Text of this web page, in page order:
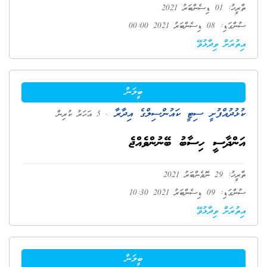
ތާރީޚު: 01 ޑިސެންބަރު 2021
ސުންގަޑި: 08 ޑިސެންބަރު 2021 00:00
އިތުރަށް ވިދާޅުވޭ
ބީލަން
ކުޅުދުއްފުށީ ސިޓީ ކައުންސިލްގެ އިދާރާ . 5 އަހަރު ކުރިން
އަންދާސީ ހިސާބު ބޭނުންވެއްޖެ
ތާރީޚު: 29 ނޮވެންބަރު 2021
ސުންގަޑި: 09 ޑިސެންބަރު 2021 10:30
އިތުރަށް ވިދާޅުވޭ
ބީލަން